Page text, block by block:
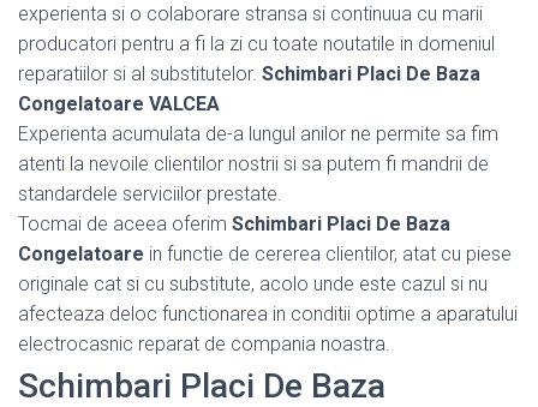
experienta si o colaborare stransa si continuua cu marii
producatori pentru a fi la zi cu toate noutatile in domeniul
reparatiilor si al substitutelor. Schimbari Placi De Baza
Congelatoare VALCEA
Experienta acumulata de-a lungul anilor ne permite sa fim
atenti la nevoile clientilor nostrii si sa putem fi mandrii de
standardele serviciilor prestate.
Tocmai de aceea oferim Schimbari Placi De Baza
Congelatoare in functie de cererea clientilor, atat cu piese
originale cat si cu substitute, acolo unde este cazul si nu
afecteaza deloc functionarea in conditii optime a aparatului
electrocasnic reparat de compania noastra.
Schimbari Placi De Baza